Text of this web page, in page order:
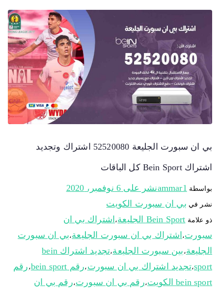
بي ان سبورت الجليعة 52520080 اشتراك وتجديد
اشتراك Bein Sport كل الباقات
بواسطة ammar1نشر على 6 نوفمبر، 2020
نشر في بي ان سبورت الكويت
ذو علامة Bein Sport الجليعة ، اشتراك بي ان
سبورت، اشتراك بي ان سبورت الجليعة،بي ان سبورت
الجليعة، بين سبورت الجليعة،
تجديد اشتراك bein
sport،تجديد اشتراك بي ان سبورت ،رقم bein sport ، رقم
bein sport الكويت
،رقم بي ان سبورت،رقم بي ان